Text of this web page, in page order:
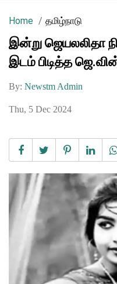
Home தமிழ்நாடு
இன்று ஜெயலலிதா
இடம் பிடித்த
By: Newstm Admin
Thu, 5 Dec 2024